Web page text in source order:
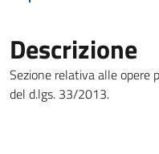
Descrizione
Sezione relativa alle opere
del d.lgs. 33/2013.